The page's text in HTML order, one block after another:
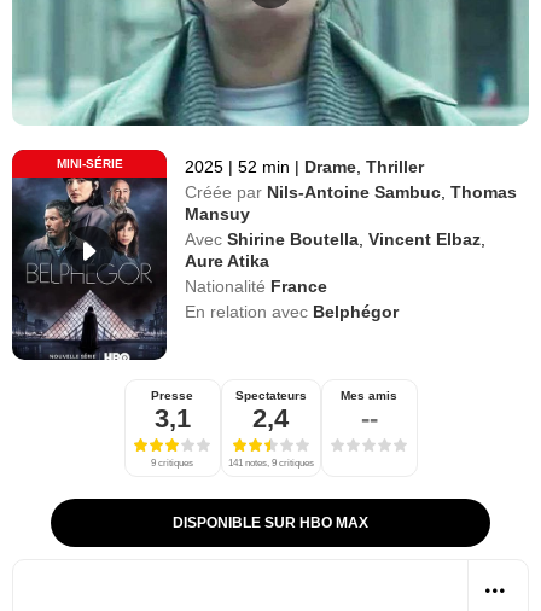
MINI-SÉRIE 2025 | 52 min | Drame ,Thriller
Créée par Nils-Antoine Sambuc ,Thomas
Mansuy
Avec Shirine Boutella ,Vincent Elbaz
Aure Atika
Nationalité France
En relation avec Belphégor
Presse
3,1
9 critiques
Spectateurs
2,4
141 notes, 9 critiques
Mes amis
--
DISPONIBLE SUR HBO MAX